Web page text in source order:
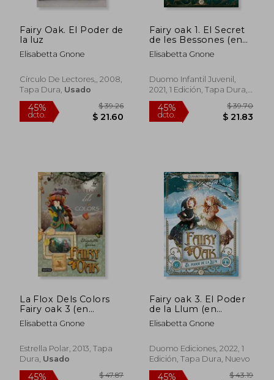
45% 45%
45%
dcto.
$ 43.08 45%
Fairy Oak. El Poder de
la luz
Elisabetta Gnone
Círculo De Lectores,, 2008,
Tapa Dura, Usado
Fairy oak 1. El Secret
de les Bessones (en
Catalán)
Elisabetta Gnone
Duomo Infantil Juvenil,
2021, 1 Edición, Tapa Dura,
Nuevo
La Flox Dels Colors
Fairy oak 3 (en
Catalán)
Elisabetta Gnone
Estrella Polar, 2013, Tapa
Dura, Usado
Fairy oak 3. El Poder
de la Llum (en
Catalán)
Elisabetta Gnone
Duomo Ediciones, 2022, 1
Edición, Tapa Dura, Nuevo